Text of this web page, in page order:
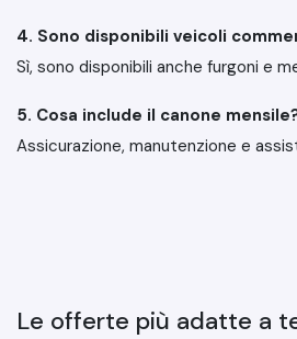
4. Sono disponibili veicoli
Sì, sono disponibili anche furgoni e
5. Cosa include il canone
Assicurazione, manutenzione e
Le offerte più adatte a